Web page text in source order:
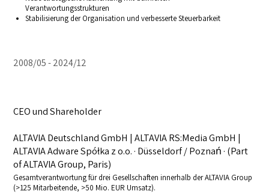
Verantwortungsstrukturen
Stabilisierung der Organisation und verbesserte Steuerbarkeit
2008/05 2024/12
CEO und Shareholder
ALTAVIA Deutschland GmbH | ALTAVIA RS:Media GmbH |
ALTAVIA Adware Spółka z o.o. · Düsseldorf / Poznań · (Part
of ALTAVIA Group, Paris)
Gesamtverantwortung für drei Gesellschaften innerhalb der ALTAVIA Group
(>125 Mitarbeitende, >50 Mio. EUR Umsatz).